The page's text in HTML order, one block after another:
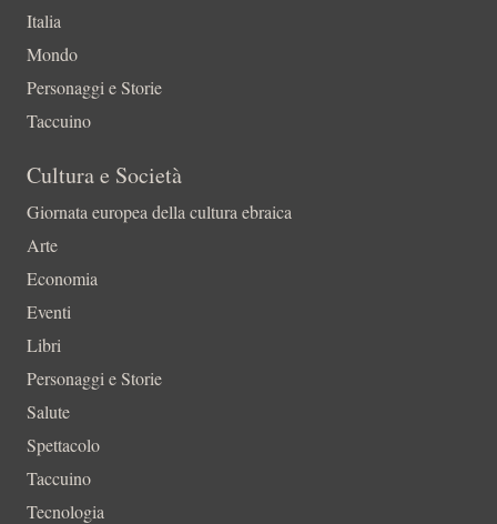
Italia
Mondo
Personaggi e Storie
Taccuino
Cultura e Società
Giornata europea della cultura ebraica
Arte
Economia
Eventi
Libri
Personaggi e Storie
Salute
Spettacolo
Taccuino
Tecnologia